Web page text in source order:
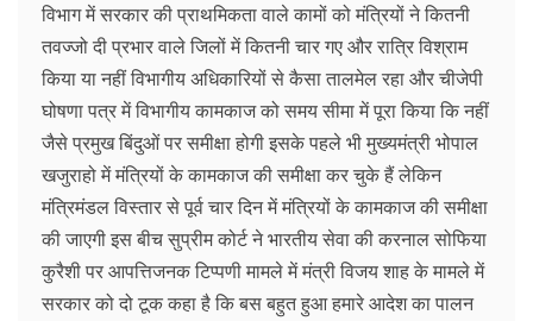
विभाग में सरकार की प्राथमिकता वाले कामों को मंत्रियों ने कितनी
तवज्जो दी प्रभार वाले जिलों में कितनी चार गए और रात्रि विश्राम
किया या नहीं विभागीय अधिकारियों से कैसा तालमेल रहा और चीजेपी
घोषणा पत्र में विभागीय कामकाज को समय सीमा में पूरा किया कि नहीं
जैसे प्रमुख बिंदुओं पर समीक्षा होगी इसके पहले भी मुख्यमंत्री भोपाल
खजुराहो में मंत्रियों के कामकाज की समीक्षा कर चुके हैं लेकिन
मंत्रिमंडल विस्तार से पूर्व चार दिन में मंत्रियों के कामकाज की समीक्षा
की जाएगी इस बीच सुप्रीम कोर्ट ने भारतीय सेवा की करनाल सोफिया
कुरैशी पर आपत्तिजनक टिप्पणी मामले में मंत्री विजय शाह के मामले में
सरकार को दो टूक कहा है कि बस बहुत हुआ हमारे आदेश का पालन